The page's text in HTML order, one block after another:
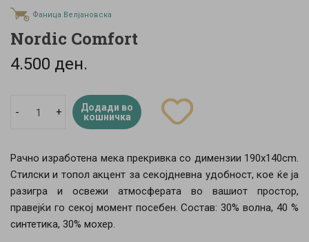
Фаница Велјановска
Nordic Comfort
4.500 ден.
- +
Додади во
кошничка
Рачно изработена мека прекривка со димензии 190х140cm.
Стилски и топол акцент за секојдневна удобност, кое ќе ја
разигра и освежи атмосферата во вашиот простор,
правејќи го секој момент посебен. Состав: 30% волна, 40 %
синтетика, 30% мохер.